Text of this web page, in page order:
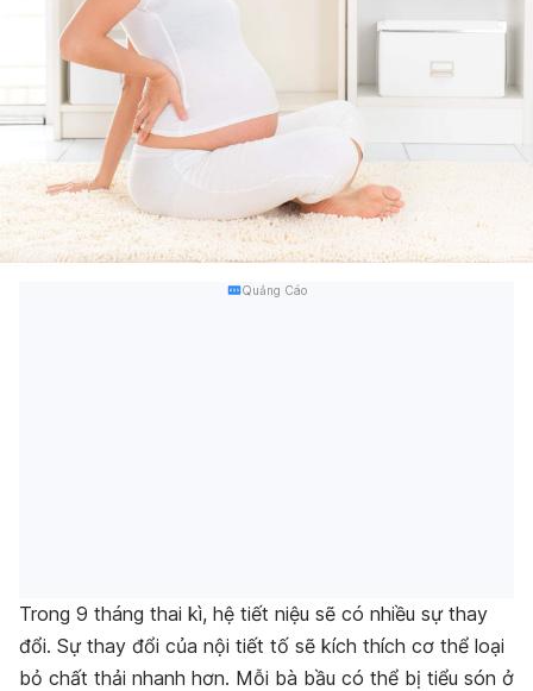
Quảng Cáo
Trong 9 tháng thai kì, hệ tiết niệu sẽ có nhiều sự thay
đổi. Sự thay đổi của nội tiết tố sẽ kích thích cơ thể loại
bỏ chất thải nhanh hơn. Mỗi bà bầu có thể bị tiểu són ở